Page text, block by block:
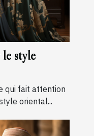
style
qui fait attention
oriental...